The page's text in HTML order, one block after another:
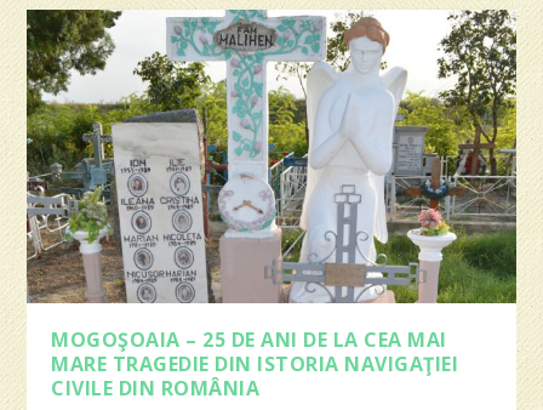
MOGOŞOAIA – 25 DE ANI DE LA CEA MAI
MARE TRAGEDIE DIN ISTORIA NAVIGAŢIEI
CIVILE DIN ROMÂNIA